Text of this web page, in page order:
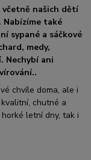
našich dětí
Nabízíme také
sypané a sáčkové
medy,
Nechybí ani
chvíle doma, ale i
chutné a
letní dny, tak i